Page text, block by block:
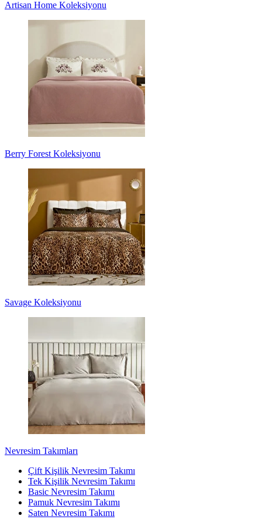
Artisan Home Koleksiyonu
Berry Forest Koleksiyonu
Savage Koleksiyonu
Nevresim Takımları
Çift Kişilik Nevresim Takımı
Tek Kişilik Nevresim Takımı
Basic Nevresim Takımı
Pamuk Nevresim Takımı
Saten Nevresim Takımı